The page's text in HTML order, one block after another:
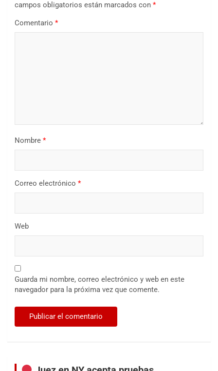
campos obligatorios están marcados con *
Comentario *
Nombre *
Correo electrónico *
Web
Guarda mi nombre, correo electrónico y web en este
navegador para la próxima vez que comente.